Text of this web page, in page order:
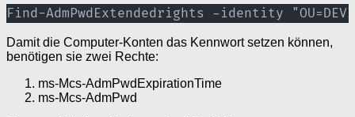
Find-AdmPwdExtendedrights -identity
Damit die Computer-Konten das Kennwort setzen können,
benötigen sie zwei Rechte:
ms-Mcs-AdmPwdExpirationTime
ms-Mcs-AdmPwd